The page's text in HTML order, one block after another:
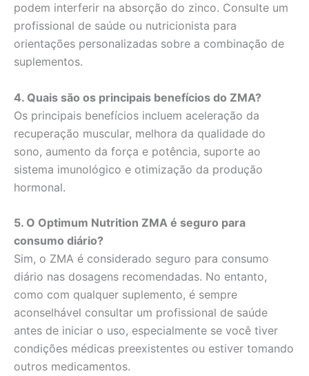
podem interferir na absorção do zinco. Consulte um
profissional de saúde ou nutricionista para
orientações personalizadas sobre a combinação de
suplementos.
4. Quais são os principais benefícios do ZMA?
Os principais benefícios incluem aceleração da
recuperação muscular, melhora da qualidade do
sono, aumento da força e potência, suporte ao
sistema imunológico e otimização da produção
hormonal.
5. O Optimum Nutrition ZMA é seguro para
consumo diário?
Sim, o ZMA é considerado seguro para consumo
diário nas dosagens recomendadas. No entanto,
como com qualquer suplemento, é sempre
aconselhável consultar um profissional de saúde
antes de iniciar o uso, especialmente se você tiver
condições médicas preexistentes ou estiver tomando
outros medicamentos.